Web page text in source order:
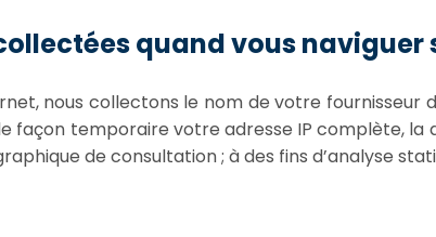
quand vous naviguer
nous collectons le nom de votre
façon temporaire votre adresse IP complète,
de consultation ; à des fins d’analyse